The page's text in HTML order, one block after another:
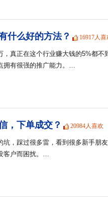
什么好的方法？ 16917人喜
真正在这个行业赚大钱的5%都不
拥有很强的推广能力。…
，下单成交？ 20984人喜欢
，踩过很多雷，看到很多新手朋
客户而困扰。…